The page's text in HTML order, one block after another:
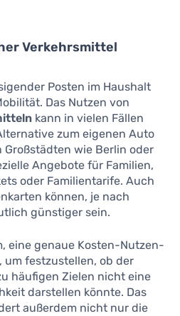
Verkehrsmittel
Posten im Haushalt
Das Nutzen von
kann in vielen Fällen
zum eigenen Auto
wie Berlin oder
Angebote für Familien,
oder Familientarife. Auch
können, je nach
günstiger sein.
eine genaue Kosten-Nutzen-
festzustellen, ob der
häufigen Zielen nicht eine
darstellen könnte. Das
außerdem nicht nur die